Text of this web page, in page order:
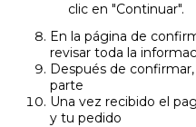
clic en "Continuar".
En la página de
revisar toda la
Después de
parte
Una vez recibido el
y tu pedido